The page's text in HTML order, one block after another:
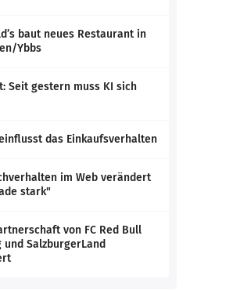
baut neues Restaurant in
Ybbs
Seit gestern muss KI sich
das Einkaufsverhalten
im Web verändert
stark"
von FC Red Bull
und SalzburgerLand